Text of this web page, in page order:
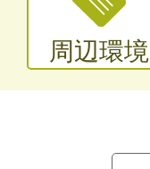
周辺環境